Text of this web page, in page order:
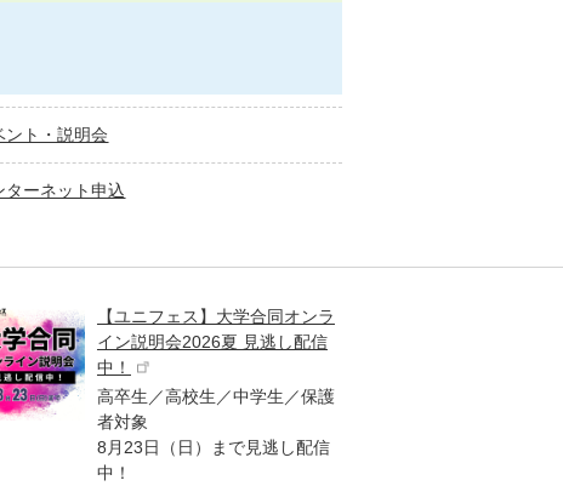
ント・説明会
ターネット申込
【ユニフェス】大学合同オンラ
イン説明会2026夏 見逃し配信
中！
高卒生／高校生／中学生／保護
者対象
8月23日（日）まで見逃し配信
中！